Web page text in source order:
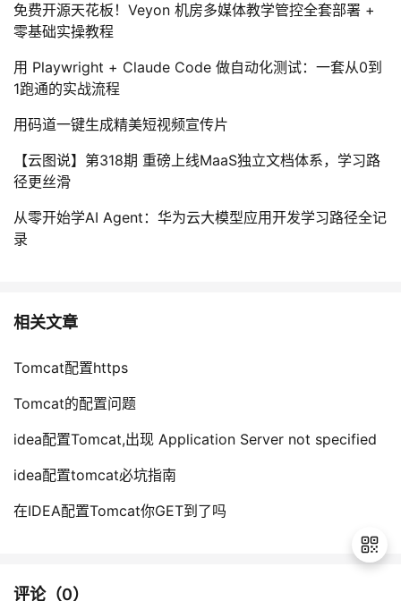
免费开源天花板！Veyon 机房多媒体教学管控全套部署 +
零基础实操教程
用 Playwright + Claude Code 做自动化测试：一套从0到
1跑通的实战流程
用码道一键生成精美短视频宣传片
【云图说】第318期 重磅上线MaaS独立文档体系，学习路
径更丝滑
从零开始学AI Agent：华为云大模型应用开发学习路径全记
录
相关文章
Tomcat配置https
Tomcat的配置问题
idea配置Tomcat,出现 Application Server not specified
idea配置tomcat必坑指南
在IDEA配置Tomcat你GET到了吗
评论（0）